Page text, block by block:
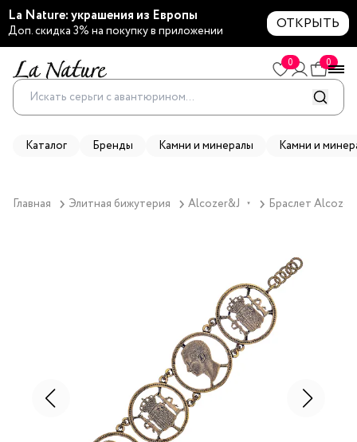
La Nature: украшения из Европы
Доп. скидка 3% на покупку в приложении ОТКРЫТЬ
0 0
Каталог Бренды Камни и минералы Камни и
Главная Элитная бижутерия Alcozer&J ▼ Браслет